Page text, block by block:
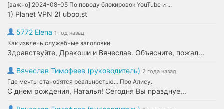
[важно] 2024-08-05 По поводу блокировок YouTube и ...
1) Planet VPN 2) uboo.st
5772 Elena 1 год назад
Как извлечь служебные заголовки
Здравствуйте, Дракоши и Вячеслав. Объясните, пожал...
Вячеслав Тимофеев (руководитель) 2 года назад
Где мечты становятся реальностью... Про Алису.
С днем рождения, Наталья! Сегодня Вы празднуе...